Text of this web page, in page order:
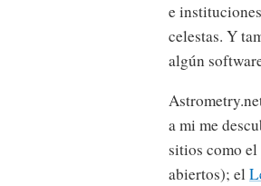
e
celestas. Y
algún
a mi me
sitios como
abiertos); el